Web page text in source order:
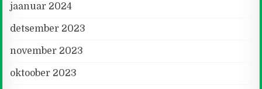
jaanuar 2024
detsember 2023
november 2023
oktoober 2023